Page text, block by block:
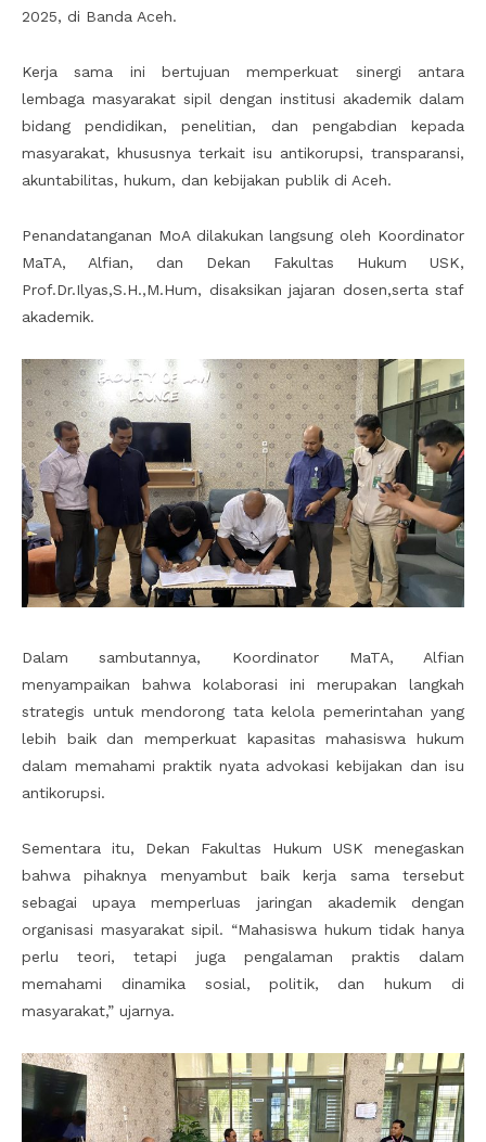
2025, di Banda Aceh.
Kerja sama ini bertujuan memperkuat sinergi antara
lembaga masyarakat sipil dengan institusi akademik dalam
bidang pendidikan, penelitian, dan pengabdian kepada
masyarakat, khususnya terkait isu antikorupsi, transparansi,
akuntabilitas, hukum, dan kebijakan publik di Aceh.
Penandatanganan MoA dilakukan langsung oleh Koordinator
MaTA, Alfian, dan Dekan Fakultas Hukum USK,
Prof.Dr.Ilyas,S.H.,M.Hum, disaksikan jajaran dosen,serta staf
akademik.
Dalam sambutannya, Koordinator MaTA, Alfian
menyampaikan bahwa kolaborasi ini merupakan langkah
strategis untuk mendorong tata kelola pemerintahan yang
lebih baik dan memperkuat kapasitas mahasiswa hukum
dalam memahami praktik nyata advokasi kebijakan dan isu
antikorupsi.
Sementara itu, Dekan Fakultas Hukum USK menegaskan
bahwa pihaknya menyambut baik kerja sama tersebut
sebagai upaya memperluas jaringan akademik dengan
organisasi masyarakat sipil. “Mahasiswa hukum tidak hanya
perlu teori, tetapi juga pengalaman praktis dalam
memahami dinamika sosial, politik, dan hukum di
masyarakat,” ujarnya.